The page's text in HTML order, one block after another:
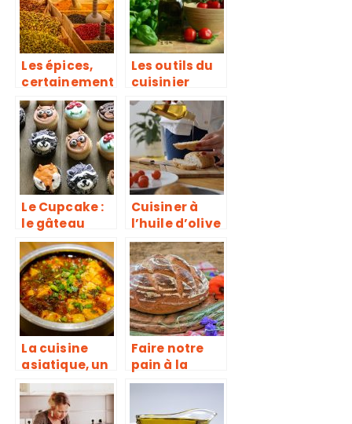
Les épices,
certainement
le détail qui
change tout
en cuisine
Les outils du
cuisinier
Le Cupcake :
le gâteau
idéal !
Cuisiner à
l’huile d’olive
La cuisine
asiatique, un
univers
particulier de
saveurs
Faire notre
pain à la
maison